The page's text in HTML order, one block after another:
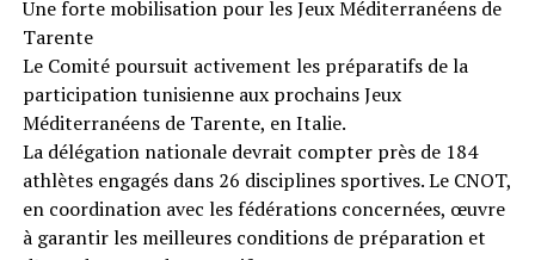
Une forte mobilisation pour les Jeux Méditerranéens de
Tarente
Le Comité poursuit activement les préparatifs de la
participation tunisienne aux prochains Jeux
Méditerranéens de Tarente, en Italie.
La délégation nationale devrait compter près de 184
athlètes engagés dans 26 disciplines sportives. Le CNOT,
en coordination avec les fédérations concernées, œuvre
à garantir les meilleures conditions de préparation et